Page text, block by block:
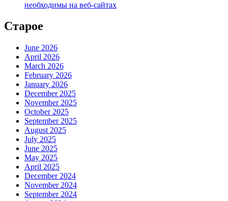
необходимы на веб-сайтах
Старое
June 2026
April 2026
March 2026
February 2026
January 2026
December 2025
November 2025
October 2025
September 2025
August 2025
July 2025
June 2025
May 2025
April 2025
December 2024
November 2024
September 2024